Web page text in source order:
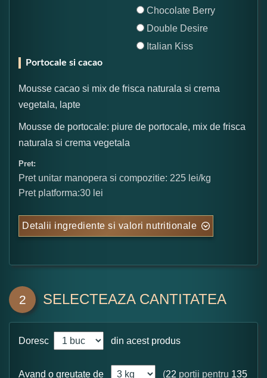
Chocolate Berry
Double Desire
Italian Kiss
Portocale si cacao
Mousse cacao si mix de frisca naturala si crema
vegetala, lapte
Mousse de portocale: piure de portocale, mix de frisca
naturala si crema vegetala
Pret:
Pret unitar manopera si compozitie: 225 lei/kg
Pret platforma:30 lei
Detalii ingrediente si valori nutritionale
2 SELECTEAZA CANTITATEA
Doresc din acest produs
Avand o greutate de (22 portii pentru 135